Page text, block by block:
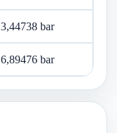
3,44738 bar
6,89476 bar